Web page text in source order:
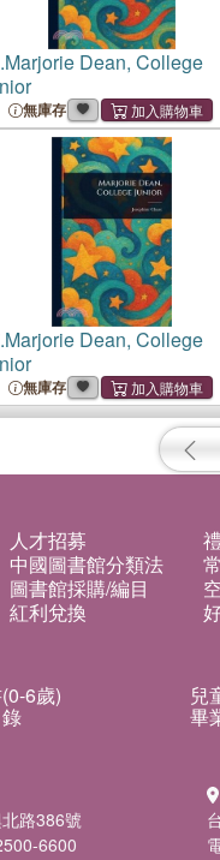
Marjorie Dean, College
無庫存
Marjorie Dean, College
無庫存
人才招募
中國圖書館分類法
圖書館採購/編目
紅利兌換
6歲) 兒
畢
路386號
6600